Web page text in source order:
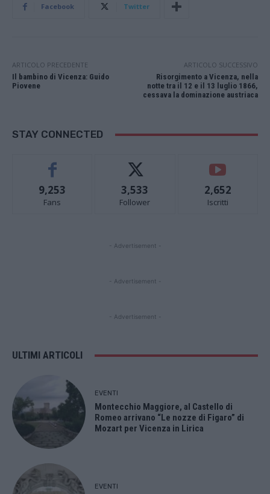
Facebook Twitter
ARTICOLO PRECEDENTE
Il bambino di Vicenza: Guido
Piovene
ARTICOLO SUCCESSIVO
Risorgimento a Vicenza, nella
notte tra il 12 e il 13 luglio 1866,
cessava la dominazione austriaca
STAY CONNECTED
9,253
Fans
3,533
Follower
2,652
Iscritti
- Advertisement -
- Advertisement -
- Advertisement -
ULTIMI ARTICOLI
EVENTI
Montecchio Maggiore, al Castello di
Romeo arrivano “Le nozze di Figaro” di
Mozart per Vicenza in Lirica
EVENTI